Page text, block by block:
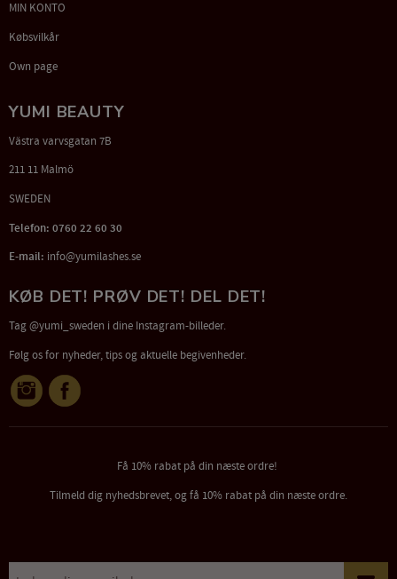
MIN KONTO
Købsvilkår
Own page
YUMI BEAUTY
Västra varvsgatan 7B
211 11 Malmö
SWEDEN
Telefon: 0760 22 60 30
E-mail: info@yumilashes.se
KØB DET! PRØV DET! DEL DET!
Tag @yumi_sweden i dine Instagram-billeder.
Følg os for nyheder, tips og aktuelle begivenheder.
Få 10% rabat på din næste ordre!
Tilmeld dig nyhedsbrevet, og få 10% rabat på din næste ordre.